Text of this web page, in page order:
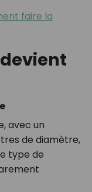
faire la
avec un
de diamètre,
type de